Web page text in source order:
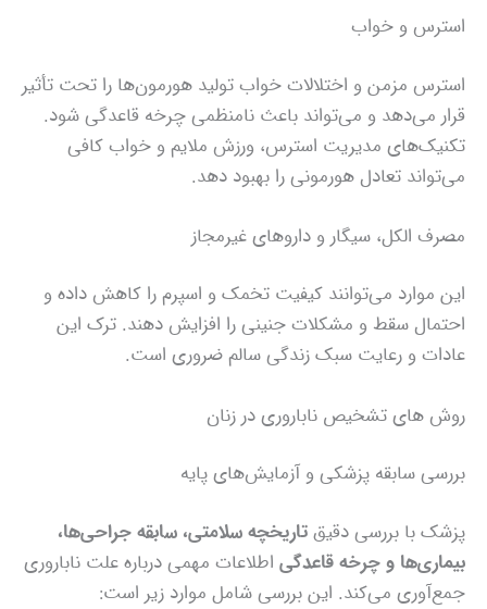
استرس و خواب
استرس مزمن و اختلالات خواب تولید هورمون‌ها را تحت تأثیر
قرار می‌دهد و می‌تواند باعث نامنظمی چرخه قاعدگی شود.
تکنیک‌های مدیریت استرس، ورزش ملایم و خواب کافی
می‌تواند تعادل هورمونی را بهبود دهد.
مصرف الکل، سیگار و داروهای غیرمجاز
این موارد می‌توانند کیفیت تخمک و اسپرم را کاهش داده و
احتمال سقط و مشکلات جنینی را افزایش دهند. ترک این
عادات و رعایت سبک زندگی سالم ضروری است.
روش‌ های تشخیص ناباروری در زنان
بررسی سابقه پزشکی و آزمایش‌های پایه
پزشک با بررسی دقیقتاریخچه سلامتی، سابقه جراحی‌ها،
بیماری‌ها و چرخه قاعدگی اطلاعات مهمی درباره علت ناباروری
جمع‌آوری می‌کند. این بررسی شامل موارد زیر است: